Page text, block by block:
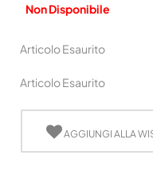
Non Disponibile
Articolo Esaurito
Articolo Esaurito
AGGIUNGI ALLA